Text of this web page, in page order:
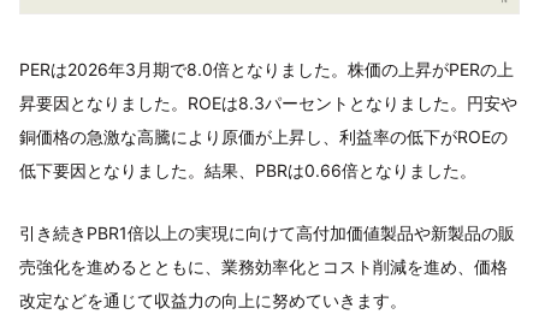
PERは2026年3月期で8.0倍となりました。株価の上昇がPERの上
昇要因となりました。ROEは8.3パーセントとなりました。円安や
銅価格の急激な高騰により原価が上昇し、利益率の低下がROEの
低下要因となりました。結果、PBRは0.66倍となりました。
引き続きPBR1倍以上の実現に向けて高付加価値製品や新製品の販
売強化を進めるとともに、業務効率化とコスト削減を進め、価格
改定などを通じて収益力の向上に努めていきます。